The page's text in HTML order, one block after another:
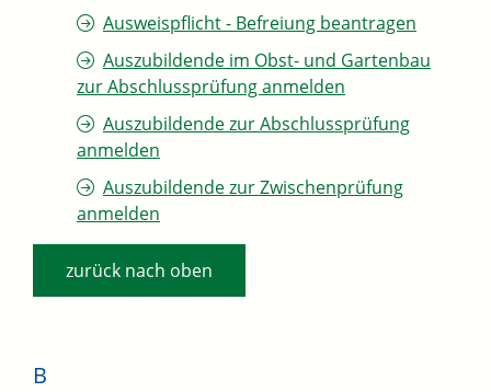
Ausweispflicht - Befreiung beantragen
Auszubildende im Obst- und Gartenbau
zur Abschlussprüfung anmelden
Auszubildende zur Abschlussprüfung
anmelden
Auszubildende zur Zwischenprüfung
anmelden
zurück nach oben
B